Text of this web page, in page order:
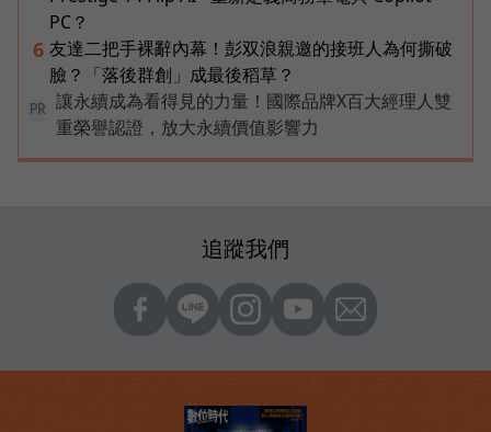
PC？
6 友達二把手裸辭內幕！彭双浪親邀的接班人為何撕破
臉？「落後群創」成最後稻草？
PR
讓永續成為看得見的力量！國際品牌X百大經理人雙
重榮譽認證，放大永續價值影響力
追蹤我們